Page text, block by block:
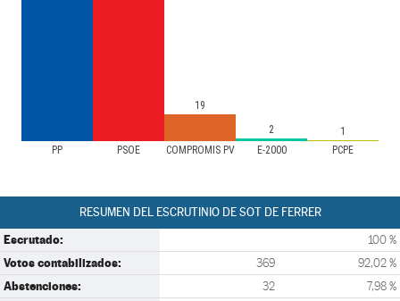
PP PSOE COMPROMIS PV E-2000 PCPE
19
2
1
RESUMEN DEL ESCRUTINIO DE SOT DE FERRER
Escrutado: 100 %
Votos contabilizados: 369 92,02 %
Abstenciones: 32 7,98 %